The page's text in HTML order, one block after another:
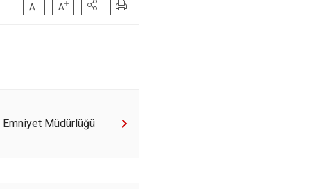
Mihalıççık
Emniyet Müdürlüğü